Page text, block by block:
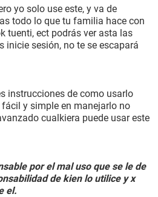
yo solo use este, y va de
todo lo que tu familia hace con
tuenti, ect podrás ver asta las
inicie sesión, no te se escapará
instrucciones de como usarlo
y simple en manejarlo no
cualkiera puede usar este
por el mal uso que se le de
de kien lo utilice y x
el.